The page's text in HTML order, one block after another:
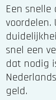
Een
voordelen.
snel een
dat nodig
geld.